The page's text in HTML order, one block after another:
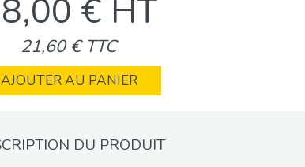
€ HT
21,60 € TTC
AJOUTER AU PANIER
DU PRODUIT